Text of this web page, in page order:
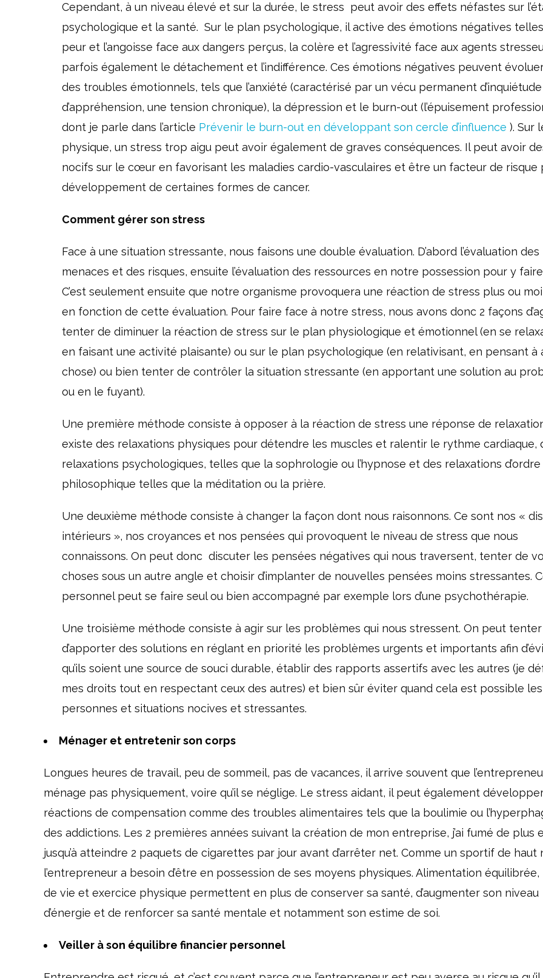
Cependant, à un niveau élevé et sur la durée, le stress peut avoir des effets néfastes sur
psychologique et la santé. Sur le plan psychologique, il active des émotions négatives
peur et l’angoisse face aux dangers perçus, la colère et l’agressivité face aux agents
parfois également le détachement et l’indifférence. Ces émotions négatives peuvent
des troubles émotionnels, tels que l’anxiété (caractérisé par un vécu permanent
d’appréhension, une tension chronique), la dépression et le burn-out (l’épuisement
dont je parle dans l’article Prévenir le burn-out en développant son cercle d’influence ). Sur
physique, un stress trop aigu peut avoir également de graves conséquences. Il peut avoir
nocifs sur le cœur en favorisant les maladies cardio-vasculaires et être un facteur de risque
développement de certaines formes de cancer.
Comment gérer son stress
Face à une situation stressante, nous faisons une double évaluation. D’abord l’évaluation des
menaces et des risques, ensuite l’évaluation des ressources en notre possession pour y
C’est seulement ensuite que notre organisme provoquera une réaction de stress plus ou
en fonction de cette évaluation. Pour faire face à notre stress, nous avons donc 2 façons
tenter de diminuer la réaction de stress sur le plan physiologique et émotionnel (en se
en faisant une activité plaisante) ou sur le plan psychologique (en relativisant, en pensant à
chose) ou bien tenter de contrôler la situation stressante (en apportant une solution au
ou en le fuyant).
Une première méthode consiste à opposer à la réaction de stress une réponse de
existe des relaxations physiques pour détendre les muscles et ralentir le rythme cardiaque,
relaxations psychologiques, telles que la sophrologie ou l’hypnose et des relaxations d’ordre
philosophique telles que la méditation ou la prière.
Une deuxième méthode consiste à changer la façon dont nous raisonnons. Ce sont nos «
intérieurs », nos croyances et nos pensées qui provoquent le niveau de stress que nous
connaissons. On peut donc discuter les pensées négatives qui nous traversent, tenter de
choses sous un autre angle et choisir d’implanter de nouvelles pensées moins stressantes.
personnel peut se faire seul ou bien accompagné par exemple lors d’une psychothérapie.
Une troisième méthode consiste à agir sur les problèmes qui nous stressent. On peut tenter
d’apporter des solutions en réglant en priorité les problèmes urgents et importants afin
qu’ils soient une source de souci durable, établir des rapports assertifs avec les autres (je
mes droits tout en respectant ceux des autres) et bien sûr éviter quand cela est possible les
personnes et situations nocives et stressantes.
Ménager et entretenir son corps
Longues heures de travail, peu de sommeil, pas de vacances, il arrive souvent que
ménage pas physiquement, voire qu’il se néglige. Le stress aidant, il peut également
réactions de compensation comme des troubles alimentaires tels que la boulimie ou
des addictions. Les 2 premières années suivant la création de mon entreprise, j’ai fumé de plus
jusqu’à atteindre 2 paquets de cigarettes par jour avant d’arrêter net. Comme un sportif de haut
l’entrepreneur a besoin d’être en possession de ses moyens physiques. Alimentation
de vie et exercice physique permettent en plus de conserver sa santé, d’augmenter son niveau
d’énergie et de renforcer sa santé mentale et notamment son estime de soi.
Veiller à son équilibre financier personnel